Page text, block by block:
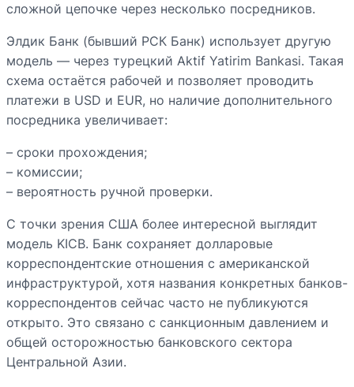
сложной цепочке через несколько посредников.
Элдик Банк (бывший РСК Банк) использует другую
модель — через турецкий Aktif Yatirim Bankasi. Такая
схема остаётся рабочей и позволяет проводить
платежи в USD и EUR, но наличие дополнительного
посредника увеличивает:
– сроки прохождения;
– комиссии;
– вероятность ручной проверки.
С точки зрения США более интересной выглядит
модель KICB. Банк сохраняет долларовые
корреспондентские отношения с американской
инфраструктурой, хотя названия конкретных банков-
корреспондентов сейчас часто не публикуются
открыто. Это связано с санкционным давлением и
общей осторожностью банковского сектора
Центральной Азии.